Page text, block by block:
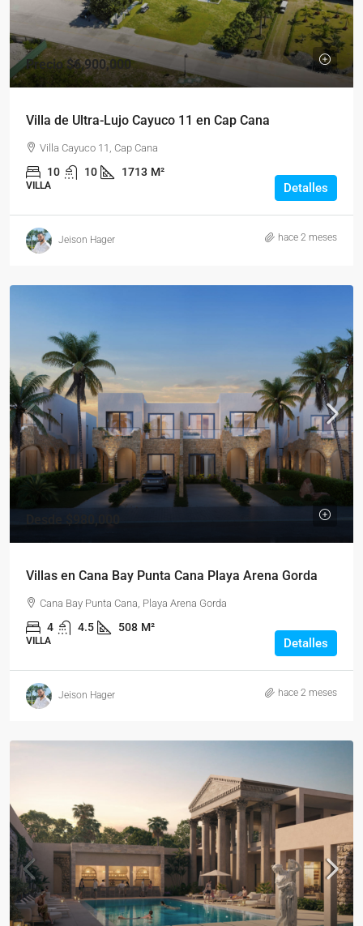
Precio$6,900,000
Villa de Ultra-Lujo Cayuco 11 en Cap Cana
Villa Cayuco 11, Cap Cana
10 10 1713 M²
VILLA Detalles
Jeison Hager hace 2 meses
Villas en Cana Bay Punta Cana Playa Arena Gorda
Cana Bay Punta Cana, Playa Arena Gorda
4 4.5 508 M²
VILLA Detalles
Jeison Hager hace 2 meses